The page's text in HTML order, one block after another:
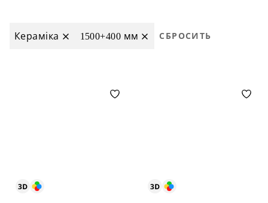
Кераміка 1500+400 мм СБРОСИТЬ